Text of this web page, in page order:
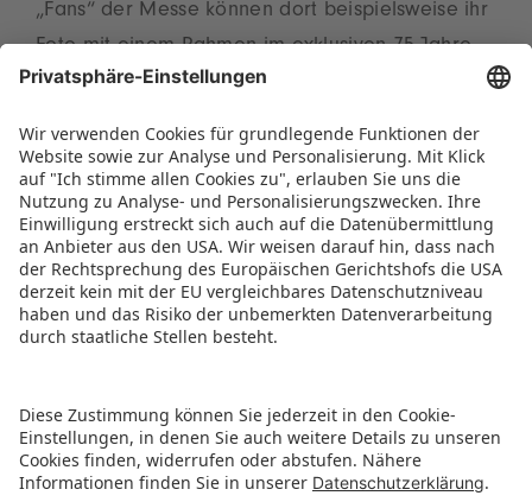
„Fans“ der Messe können dort beispielsweise ihr
Foto mit einem Rahmen im exklusiven 75-Jahre-
Design versehen und ihre Vorfreude auf die
PRESSEMITTEILUNG ALS PDF HERUNTERLADEN
MEILENSTEINE ALS PDF HERUNTERLADEN